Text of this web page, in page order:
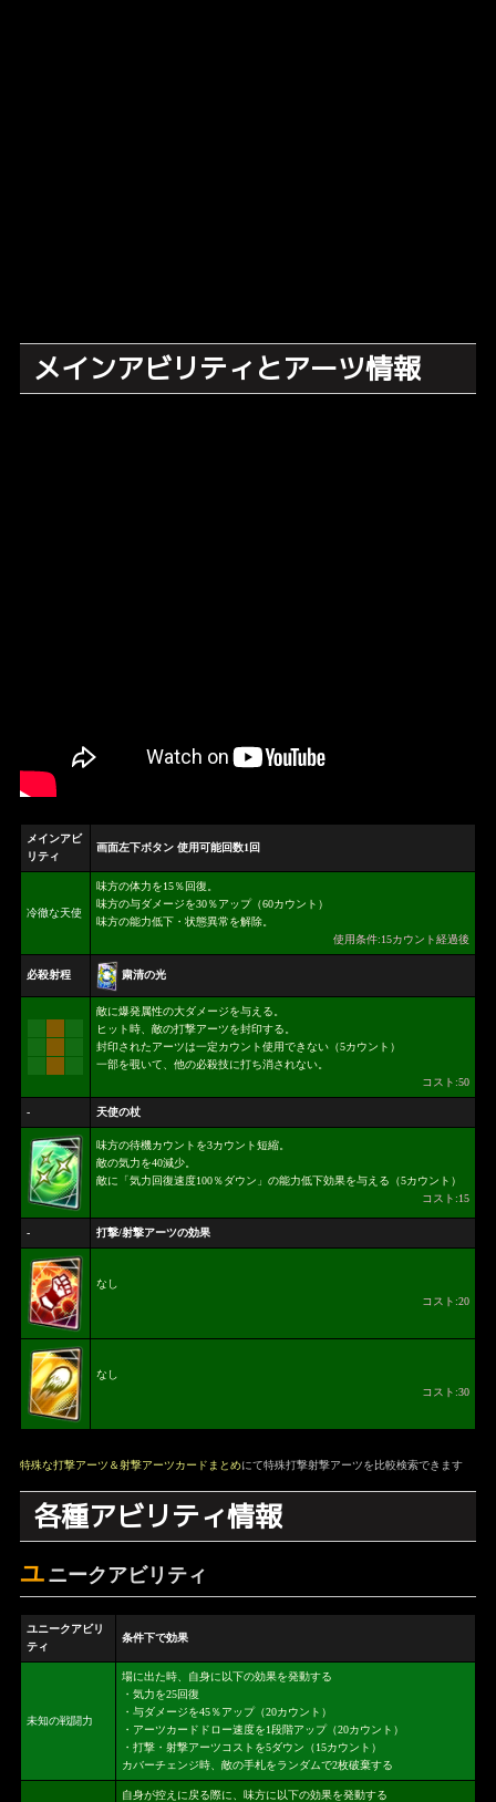
メインアビリティとアーツ情報
メインアビ
リティ
画面左下ボタン 使用可能回数1回
冷徹な天使
味方の体力を15％回復。
味方の与ダメージを30％アップ（60カウント）
味方の能力低下・状態異常を解除。
使用条件:15カウント経過後
必殺射程 粛清の光
敵に爆発属性の大ダメージを与える。
ヒット時、敵の打撃アーツを封印する。
封印されたアーツは一定カウント使用できない（5カウント）
一部を覗いて、他の必殺技に打ち消されない。
コスト:50
- 天使の杖
味方の待機カウントを3カウント短縮。
敵の気力を40減少。
敵に「気力回復速度100％ダウン」の能力低下効果を与える（5カウント）
コスト:15
- 打撃/射撃アーツの効果
なし
コスト:20
なし
コスト:30
特殊な打撃アーツ＆射撃アーツカードまとめにて特殊打撃射撃アーツを比較検索できます
各種アビリティ情報
ユ ニークアビリティ
ユニークアビリ
ティ
条件下で効果
未知の戦闘力
場に出た時、自身に以下の効果を発動する
・気力を25回復
・与ダメージを45％アップ（20カウント）
・アーツカードドロー速度を1段階アップ（20カウント）
・打撃・射撃アーツコストを5ダウン（15カウント）
カバーチェンジ時、敵の手札をランダムで2枚破棄する
自身が控えに戻る際に、味方に以下の効果を発動する